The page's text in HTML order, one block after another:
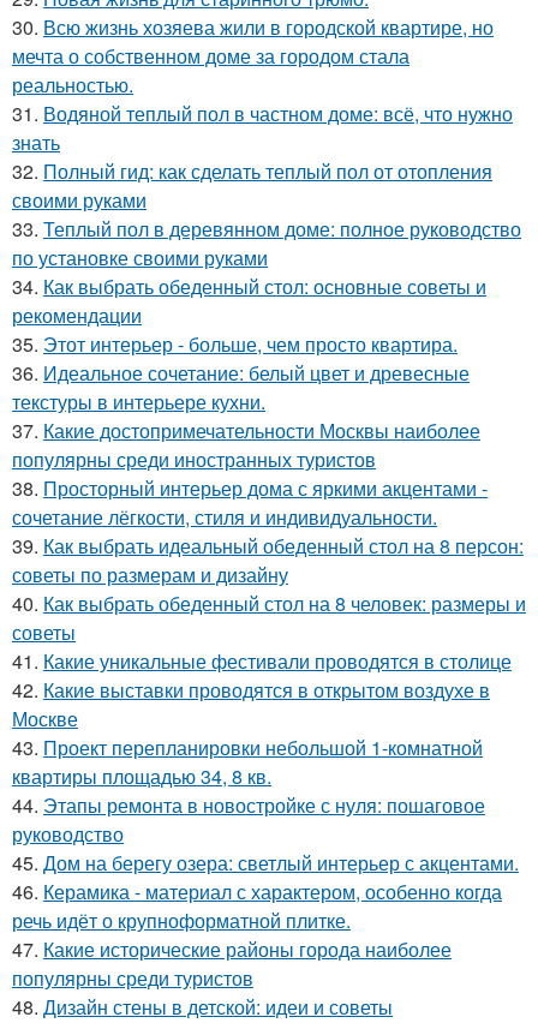
30. Всю жизнь хозяева жили в городской квартире, но
мечта о собственном доме за городом стала
реальностью.
31. Водяной теплый пол в частном доме: всё, что нужно
знать
32. Полный гид: как сделать теплый пол от отопления
своими руками
33. Теплый пол в деревянном доме: полное руководство
по установке своими руками
34. Как выбрать обеденный стол: основные советы и
рекомендации
35. Этот интерьер - больше, чем просто квартира.
36. Идеальное сочетание: белый цвет и древесные
текстуры в интерьере кухни.
37. Какие достопримечательности Москвы наиболее
популярны среди иностранных туристов
38. Просторный интерьер дома с яркими акцентами -
сочетание лёгкости, стиля и индивидуальности.
39. Как выбрать идеальный обеденный стол на 8 персон:
советы по размерам и дизайну
40. Как выбрать обеденный стол на 8 человек: размеры и
советы
41. Какие уникальные фестивали проводятся в столице
42. Какие выставки проводятся в открытом воздухе в
Москве
43. Проект перепланировки небольшой 1-комнатной
квартиры площадью 34, 8 кв.
44. Этапы ремонта в новостройке с нуля: пошаговое
руководство
45. Дом на берегу озера: светлый интерьер с акцентами.
46. Керамика - материал с характером, особенно когда
речь идёт о крупноформатной плитке.
47. Какие исторические районы города наиболее
популярны среди туристов
48. Дизайн стены в детской: идеи и советы